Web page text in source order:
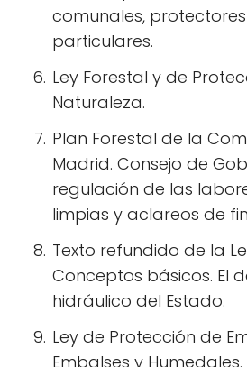
comunales,
particulares.
Ley Forestal y de
Naturaleza.
Plan Forestal de la
Madrid. Consejo de
regulación de las
limpias y aclareos de
Texto refundido de la
Conceptos básicos. El
hidráulico del Estado.
Ley de Protección de
Embalses y Humedales.